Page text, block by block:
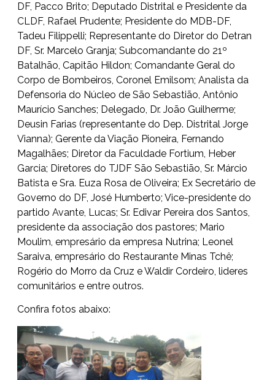
DF, Pacco Brito; Deputado Distrital e Presidente da
CLDF, Rafael Prudente; Presidente do MDB-DF,
Tadeu Filippelli; Representante do Diretor do Detran
DF, Sr. Marcelo Granja; Subcomandante do 21º
Batalhão, Capitão Hildon; Comandante Geral do
Corpo de Bombeiros, Coronel Emilsom; Analista da
Defensoria do Núcleo de São Sebastião, Antônio
Maurício Sanches; Delegado, Dr. João Guilherme;
Deusin Farias (representante do Dep. Distrital Jorge
Vianna); Gerente da Viação Pioneira, Fernando
Magalhães; Diretor da Faculdade Fortium, Heber
Garcia; Diretores do TJDF São Sebastião, Sr. Márcio
Batista e Sra. Euza Rosa de Oliveira; Ex Secretário de
Governo do DF, José Humberto; Vice-presidente do
partido Avante, Lucas; Sr. Edivar Pereira dos Santos,
presidente da associação dos pastores; Mario
Moulim, empresário da empresa Nutrina; Leonel
Saraiva, empresário do Restaurante Minas Tchê;
Rogério do Morro da Cruz e Waldir Cordeiro, lideres
comunitários e entre outros.
Confira fotos abaixo: